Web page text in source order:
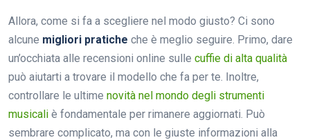
Allora, come si fa a scegliere nel modo giusto? Ci sono
alcune migliori pratiche che è meglio seguire. Primo, dare
un’occhiata alle recensioni online sulle cuffie di alta qualità
può aiutarti a trovare il modello che fa per te. Inoltre,
controllare le ultime novità nel mondo degli strumenti
musicali è fondamentale per rimanere aggiornati. Può
sembrare complicato, ma con le giuste informazioni alla